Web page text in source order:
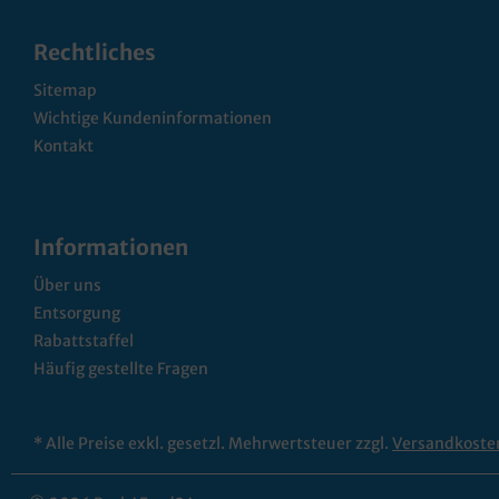
Rechtliches
Sitemap
Wichtige Kundeninformationen
Kontakt
Informationen
Über uns
Entsorgung
Rabattstaffel
Häufig gestellte Fragen
* Alle Preise exkl. gesetzl. Mehrwertsteuer zzgl.